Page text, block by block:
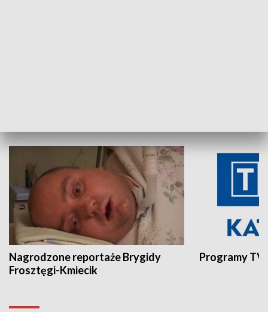
Nagrodzone reportaże Brygidy
Frosztęgi-Kmiecik
Programy